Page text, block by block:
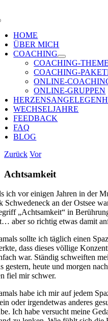
HOME
ÜBER MICH
COA­CHING
COA­CHING-
COA­CHING-
ONLINE-
ONLINE-GRUP­­PEN
WECH­SEL­JAH­RE
FEED­BACK
FAQ
BLOG
Zurück Vor
Acht­sam­keit
ich vor eini­gen Jah­ren in der
Schwe­deneck an der Ost­see
„Acht­sam­keit“ in
aber so rich­tig etwas damit
soll­te ich täg­lich einen
dass die­ses völ­li­ge
war. Stän­dig schweif­ten
ges­tern, heu­te und mor­gen
fiel mir schwer.
habe ich mir auf jedem
oder irgend­et­was ande­res
Ich habe ver­sucht mei­ne